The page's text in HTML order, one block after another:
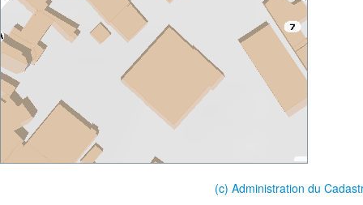
(c) Administration du